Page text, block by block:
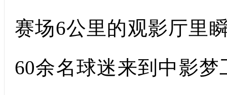
赛场6公里的观影厅里
60余名球迷来到中影